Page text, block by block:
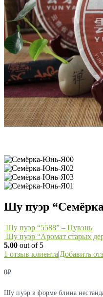
Шу пуэр
Шу пуэр “5588” – Пувэнь
Шу пуэр “Аромат старых
5.00 out of 5
1 отзыв клиента|Добавить
0₽
Шy пуэр в форме блина